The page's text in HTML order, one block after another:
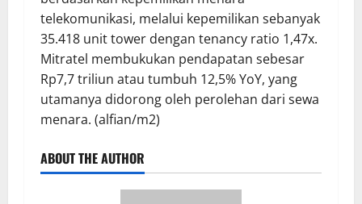
telekomunikasi, melalui kepemilikan sebanyak
35.418 unit tower dengan tenancy ratio 1,47x.
Mitratel membukukan pendapatan sebesar
Rp7,7 triliun atau tumbuh 12,5% YoY, yang
utamanya didorong oleh perolehan dari sewa
menara. (alfian/m2)
ABOUT THE AUTHOR